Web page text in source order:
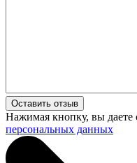
Нажимая кнопку, вы даете
персональных данных